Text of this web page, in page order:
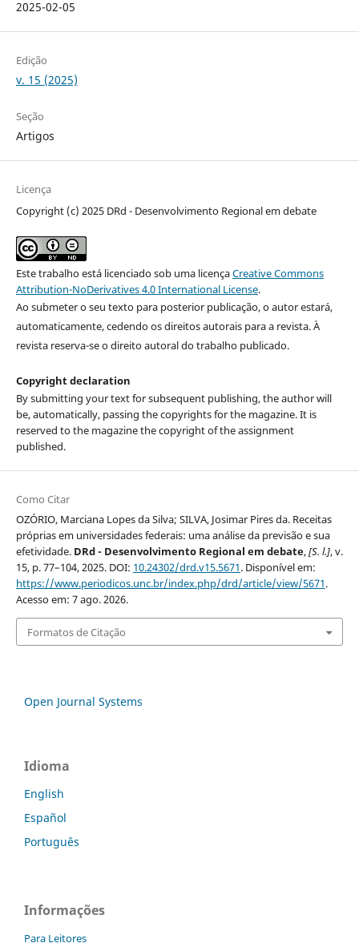
2025-02-05
Edição
v. 15 (2025)
Seção
Artigos
Licença
Copyright (c) 2025 DRd - Desenvolvimento Regional em debate
Este trabalho está licenciado sob uma licençaCreative Commons
Attribution-NoDerivatives 4.0 International License.
Ao submeter o seu texto para posterior publicação, o autor estará,
automaticamente, cedendo os direitos autorais para a revista. À
revista reserva-se o direito autoral do trabalho publicado.
Copyright declaration
By submitting your text for subsequent publishing, the author will
be, automatically, passing the copyrights for the magazine. It is
reserved to the magazine the copyright of the assignment
published.
Como Citar
OZÓRIO, Marciana Lopes da Silva; SILVA, Josimar Pires da. Receitas
próprias em universidades federais: uma análise da previsão e sua
efetividade. DRd - Desenvolvimento Regional em debate,[S. l.], v.
15, p. 77–104, 2025. DOI: 10.24302/drd.v15.5671. Disponível em:
https://www.periodicos.unc.br/index.php/drd/article/view/5671.
Acesso em: 7 ago. 2026.
Formatos de Citação
Open Journal Systems
Idioma
English
Español
Português
Informações
Para Leitores